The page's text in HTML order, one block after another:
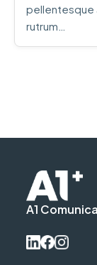
pellentesque
rutrum…
A1